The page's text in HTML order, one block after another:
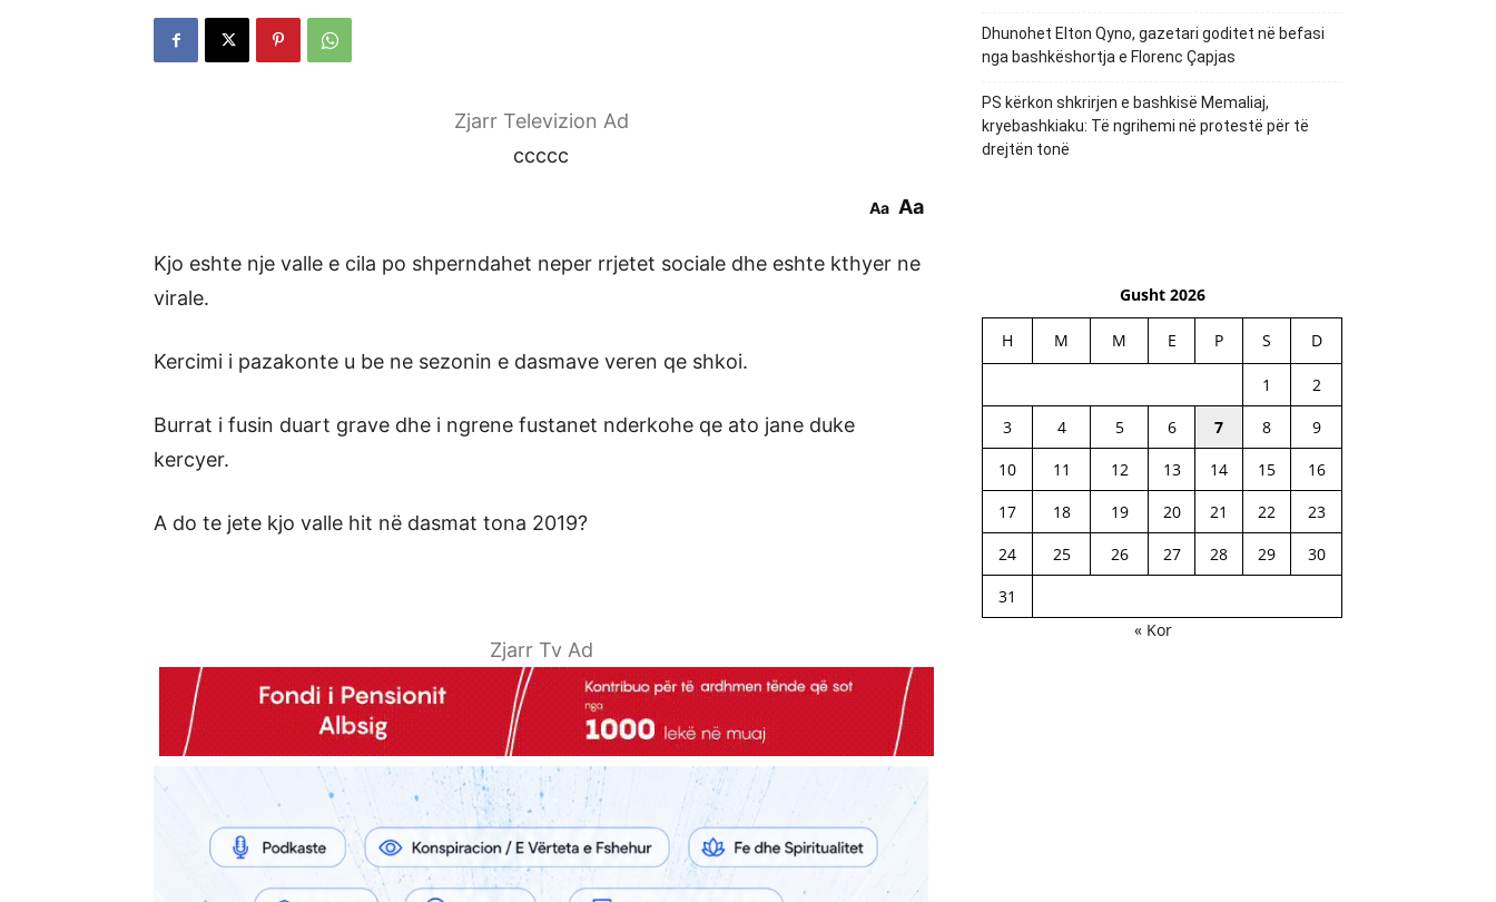
Zjarr Televizion Ad
ccccc
Aa Aa
Kjo eshte nje valle e cila po shperndahet neper rrjetet sociale dhe eshte kthyer ne
virale.
Kercimi i pazakonte u be ne sezonin e dasmave veren qe shkoi.
Burrat i fusin duart grave dhe i ngrene fustanet nderkohe qe ato jane duke
kercyer.
A do te jete kjo valle hit në dasmat tona 2019?
Zjarr Tv Ad
Dhunohet Elton Qyno, gazetari goditet në befasi
nga bashkëshortja e Florenc Çapjas
PS kërkon shkrirjen e bashkisë Memaliaj,
kryebashkiaku: Të ngrihemi në protestë për të
drejtën tonë
Gusht 2026
H M M E P S D
1
2
3
4 5 6 7 8
9
10
11 12 13 14 15
16
17
18 19 20 21 22
23
24
25 26 27 28 29
30
31
« Kor